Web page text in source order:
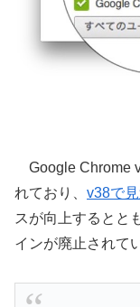
Google Chrome
れており、 v38で
スが向上するとと
インが廃止されて